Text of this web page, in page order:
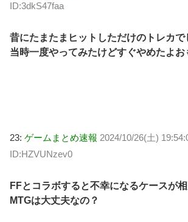
ID:3dkS47faa
昔にたまたまヒットしただけのトレカで
当時一度やってみたけどすぐやめたよお
23: ゲームまとめ速報 2024/10/26(土)
ID:HZVUNzev0
FFとコラボすると不幸になるケースが
MTGは大丈夫なの？